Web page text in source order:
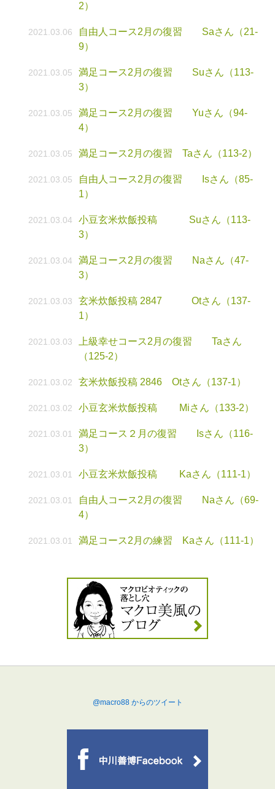
2）
2021.03.06
自由人コース2月の復習 Saさん（21-
9）
2021.03.05
満足コース2月の復習 Suさん（113-
3）
2021.03.05
満足コース2月の復習 Yuさん（94-
4）
2021.03.05 満足コース2月の復習 Taさん（113-2）
2021.03.05
自由人コース2月の復習 Isさん（85-
1）
2021.03.04
小豆玄米炊飯投稿 Suさん（113-
3）
2021.03.04
満足コース2月の復習 Naさん（47-
3）
2021.03.03
玄米炊飯投稿 2847 Otさん（137-
1）
2021.03.03
上級幸せコース2月の復習 Taさん
（125-2）
2021.03.02 玄米炊飯投稿 2846 Otさん（137-1）
2021.03.02 小豆玄米炊飯投稿 Miさん（133-2）
2021.03.01
満足コース２月の復習 Isさん（116-
3）
2021.03.01 小豆玄米炊飯投稿 Kaさん（111-1）
2021.03.01
自由人コース2月の復習 Naさん（69-
4）
2021.03.01 満足コース2月の練習 Kaさん（111-1）
@macro88 からのツイート